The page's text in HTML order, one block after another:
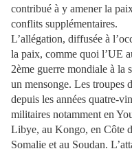
contribué à y amener la
conflits supplémentaires.
L’allégation, diffusée à
la paix, comme quoi l’UE
2ème guerre mondiale à la
un mensonge. Les troupes
depuis les années quatre-
militaires notamment en
Libye, au Kongo, en Côte
Somalie et au Soudan.